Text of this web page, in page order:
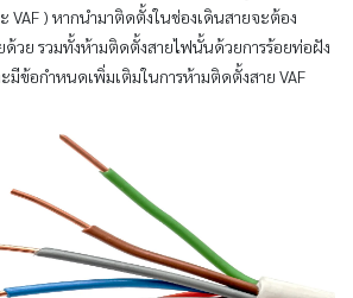
VAF ) หากนำมาติดตั้งในช่องเดินสายจะต้อง
ด้วย รวมทั้งห้ามติดตั้งสายไฟนั้นด้วยการร้อยท่อฝัง
ข้อกำหนดเพิ่มเติมในการห้ามติดตั้งสาย VAF